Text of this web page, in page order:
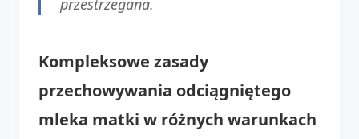
Kompleksowe zasady
przechowywania odciągniętego
mleka matki w różnych warunkach